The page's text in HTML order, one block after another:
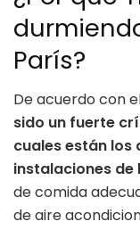
París?
De acuerdo con
sido un fuerte
cuales están
instalaciones de
de comida
de aire